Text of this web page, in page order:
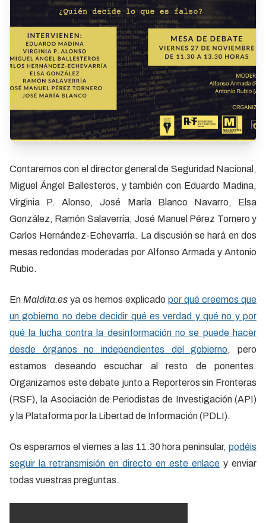
Contaremos con el director general de Seguridad Nacional,
Miguel Ángel Ballesteros, y también con Eduardo Madina,
Virginia P. Alonso, José María Blanco Navarro, Elsa
González, Ramón Salaverría, José Manuel Pérez Tornero y
Carlos Hernández-Echevarría. La discusión se hará en dos
mesas redondas moderadas por Alfonso Armada y Antonio
Rubio.
En Maldita.es ya os hemos explicado por qué creemos que
un gobierno no debe decidir qué es verdad y qué no y por
qué la lucha contra la desinformación no se puede hacer
desde órganos no independientes del gobierno, pero
estamos deseando escuchar al resto de ponentes.
Organizamos este debate junto a Reporteros sin Fronteras
(RSF), la Asociación de Periodistas de Investigación (API)
y la Plataforma por la Libertad de Información (PDLI).
Os esperamos el viernes a las 11.30 hora peninsular, podéis
seguir la retransmisión en directo en este enlace y enviar
todas vuestras preguntas.